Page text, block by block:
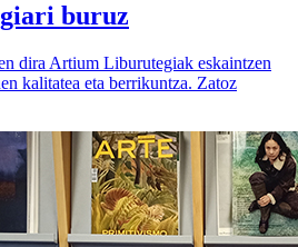
buruz
dira Artium Liburutegiak eskaintzen
kalitatea eta berrikuntza. Zatoz